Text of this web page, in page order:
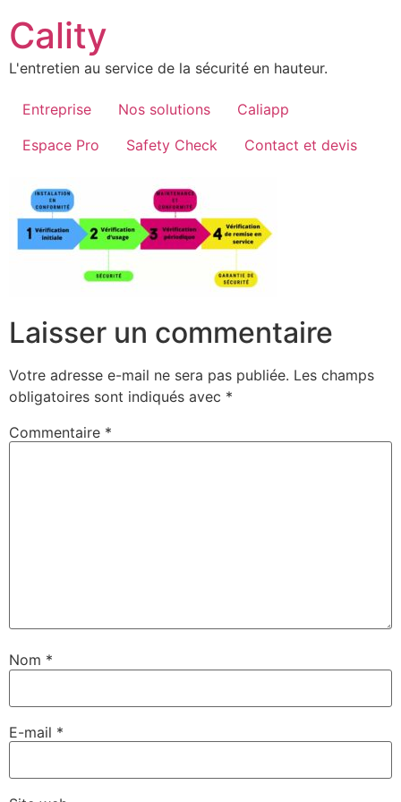
au
contenu
Cality
L'entretien au service de la sécurité en hauteur.
Entreprise Nos solutions
Caliapp
Espace Pro
Safety Check Contact et devis
Laisser un commentaire
Votre adresse e-mail ne sera pas publiée. Les champs
obligatoires sont indiqués avec *
Commentaire *
Nom *
E-mail *